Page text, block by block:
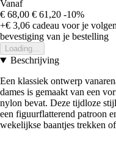
Vanaf
€ 68,00 € 61,20 -10%
+€ 3,06 cadeau voor je
bevestiging van je bestelling
Loading...
Beschrijving
Een klassiek ontwerp
dames is gemaakt van een
nylon bevat. Deze tijdloze
een figuurflatterend patroon
wekelijkse baantjes trekken